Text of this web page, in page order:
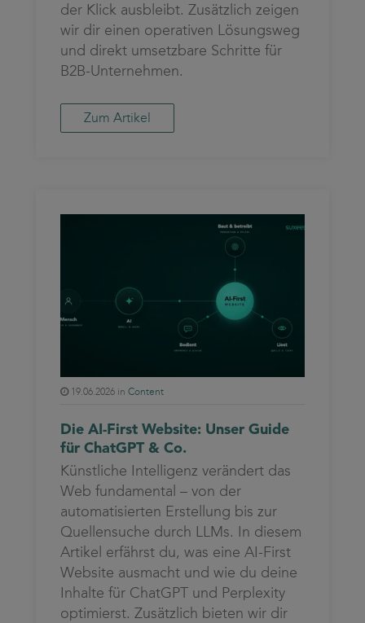
der Klick ausbleibt. Zusätzlich zeigen
wir dir einen operativen Lösungsweg
und direkt umsetzbare Schritte für
B2B-Unternehmen.
Zum Artikel
19.06.2026 in Content
Die AI-First Website: Unser Guide
für ChatGPT & Co.
Künstliche Intelligenz verändert das
Web fundamental – von der
automatisierten Erstellung bis zur
Quellensuche durch LLMs. In diesem
Artikel erfährst du, was eine AI-First
Website ausmacht und wie du deine
Inhalte für ChatGPT und Perplexity
optimierst. Zusätzlich bieten wir dir